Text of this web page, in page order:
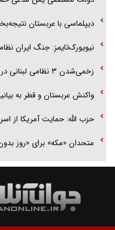
دیپلماسی با عربستان
نیویورک‌تایمز: جنگ ایران
زخمی‌شدن ۳ نظامی لبنانی در زوطر غربی
واکنش عربستان و قطر به
حزب الله: حمایت آمریکا از
متحدان «مکه» برای «روز